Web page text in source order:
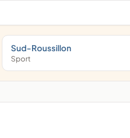
Sud-Roussillon
Sport